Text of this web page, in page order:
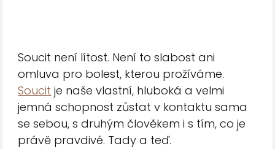
Soucit není lítost. Není to slabost ani
omluva pro bolest, kterou prožíváme.
Soucit je naše vlastní, hluboká a velmi
jemná schopnost zůstat v kontaktu sama
se sebou, s druhým člověkem i s tím, co je
právě pravdivé. Tady a teď.